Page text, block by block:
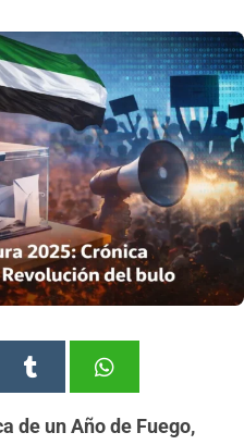
de un Año de Fuego,